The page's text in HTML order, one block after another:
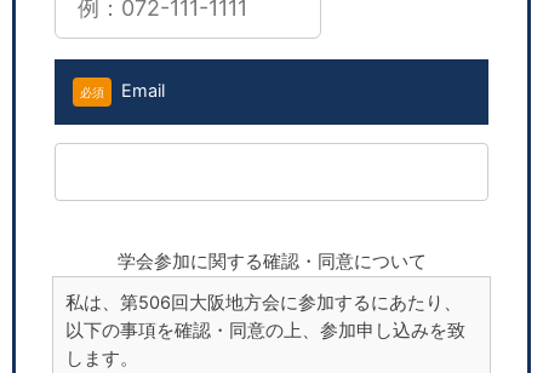
必須 Email
学会参加に関する確認・同意について
私は、第506回大阪地方会に参加するにあたり、
以下の事項を確認・同意の上、参加申し込みを致
します。